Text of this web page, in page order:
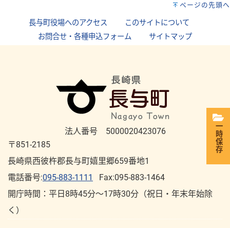
ページの先頭へ
長与町役場へのアクセス このサイトについて
お問合せ・各種申込フォーム
サイトマップ
法人番号 5000020423076
〒851-2185
長崎県西彼杵郡長与町嬉里郷659番地1
電話番号:095-883-1111
Fax:095-883-1464
開庁時間：平⽇8時45分～17時30分（祝⽇・年末年始除
く）
一時保存